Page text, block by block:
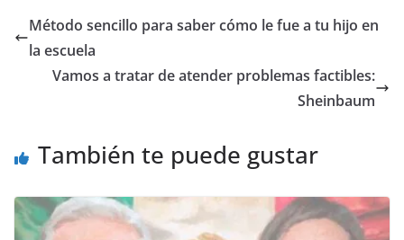
e
b
o
er l s
p
y
n
gr
m
e
Método sencillo para saber cómo le fue a tu hijo en
la escuela
Vamos a tratar de atender problemas factibles:
Sheinbaum
También te puede gustar